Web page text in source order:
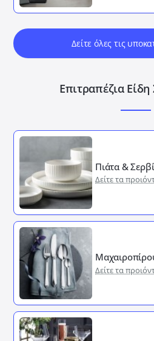
Δείτε όλες τις
Επιτραπέζια
Πιάτα &
Δείτε τα
Δείτε τα